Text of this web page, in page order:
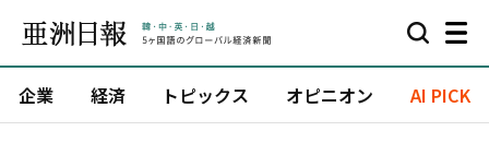
企業 経済 トピックス オピニオン AI PICK